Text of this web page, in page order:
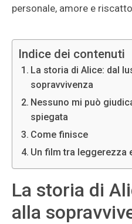
personale, amore e
Indice dei contenuti
La storia di Alice: dal
sopravvivenza
Nessuno mi può
spiegata
Come finisce
Un film tra leggerezza
La storia di
alla